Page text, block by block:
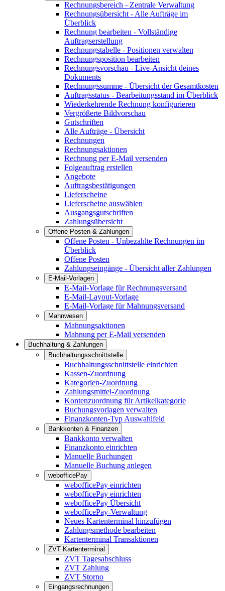
Rechnungsbereich - Zentrale Verwaltung
Rechnungsübersicht - Alle Aufträge im
Überblick
Rechnung bearbeiten - Vollständige
Auftragserstellung
Rechnungstabelle - Positionen verwalten
Rechnungsposition bearbeiten
Rechnungsvorschau - Live-Ansicht deines
Dokuments
Rechnungssumme - Übersicht der Gesamtkosten
Auftragsstatus - Bearbeitungsstand im Überblick
Wiederkehrende Rechnung konfigurieren
Vergrößerte Bildvorschau
Gutschriften
Alle Aufträge - Übersicht
Rechnungen
Rechnungsaktionen
Rechnung per E-Mail versenden
Folgeauftrag erstellen
Angebote
Auftragsbestätigungen
Lieferscheine
Lieferscheine auswählen
Ausgangsgutschriften
Zahlungsübersicht
Offene Posten & Zahlungen
Offene Posten - Unbezahlte Rechnungen im
Überblick
Offene Posten
Zahlungseingänge - Übersicht aller Zahlungen
E-Mail-Vorlagen
E-Mail-Vorlage für Rechnungsversand
E-Mail-Layout-Vorlage
E-Mail-Vorlage für Mahnungsversand
Mahnwesen
Mahnungsaktionen
Mahnung per E-Mail versenden
Buchhaltung & Zahlungen
Buchhaltungsschnittstelle
Buchhaltungsschnittstelle einrichten
Kassen-Zuordnung
Kategorien-Zuordnung
Zahlungsmittel-Zuordnung
Kontenzuordnung für Artikelkategorie
Buchungsvorlagen verwalten
Finanzkonten-Typ Auswahlfeld
Bankkonten & Finanzen
Bankkonto verwalten
Finanzkonto einrichten
Manuelle Buchungen
Manuelle Buchung anlegen
webofficePay
webofficePay einrichten
webofficePay einrichten
webofficePay Übersicht
webofficePay-Verwaltung
Neues Kartenterminal hinzufügen
Zahlungsmethode bearbeiten
Kartenterminal Transaktionen
ZVT Kartenterminal
ZVT Tagesabschluss
ZVT Zahlung
ZVT Storno
Eingangsrechnungen